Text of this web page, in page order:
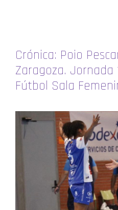
Crónica: Poio
Zaragoza. Jornada
Fútbol Sala